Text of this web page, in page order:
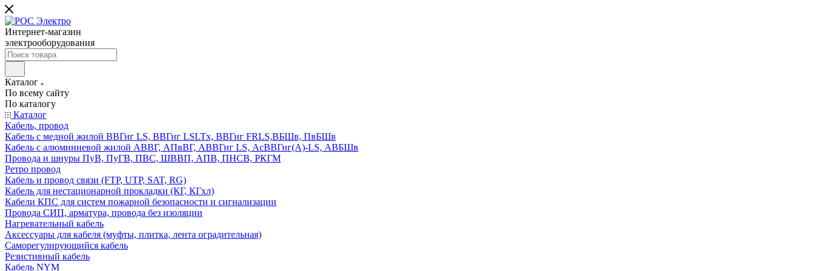
Интернет-магазин
электрооборудования
Каталог
По всему сайту
По каталогу
Каталог
Кабель, провод
Кабель с медной жилой ВВГнг LS, ВВГнг LSLTx, ВВГнг FRLS,ВБШв, ПвБШв
Кабель с алюминиевой жилой АВВГ, АПвВГ, АВВГнг LS, АсВВГнг(А)-LS, АВБШв
Провода и шнуры ПуВ, ПуГВ, ПВС, ШВВП, АПВ, ПНСВ, РКГМ
Ретро провод
Кабель и провод связи (FTP, UTP, SAT, RG)
Кабель для нестационарной прокладки (КГ, КГхл)
Кабели КПС для систем пожарной безопасности и сигнализации
Провода СИП, арматура, провода без изоляции
Нагревательный кабель
Аксессуары для кабеля (муфты, плитка, лента оградительная)
Саморегулирующийся кабель
Резистивный кабель
Кабель NYM